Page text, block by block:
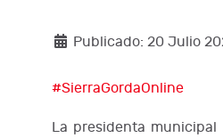
Publicado: 20 Julio
#SierraGordaOnline
La presidenta municipal